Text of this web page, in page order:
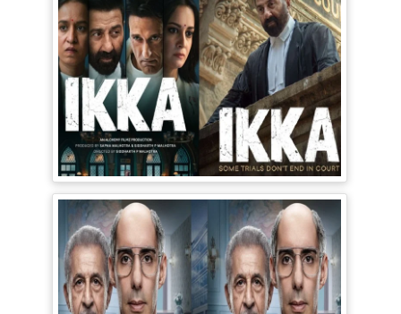
Ikka Movie Review: 90s के दौर में फंसी
सनी-अक्षय की फिल्म, Courtroom Drama
पूरी तरह बेअसर